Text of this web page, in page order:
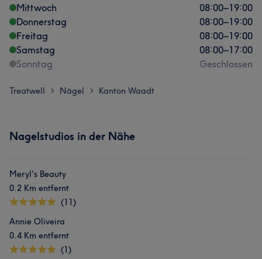
Mittwoch
08:00–19:00
Donnerstag
08:00–19:00
Freitag
08:00–19:00
Samstag
08:00–17:00
Sonntag
Geschlossen
Treatwell > Nägel > Kanton Waadt
Nagelstudios in der Nähe
Meryl's Beauty
0.2 Km entfernt
(11)
Annie Oliveira
0.4 Km entfernt
(1)